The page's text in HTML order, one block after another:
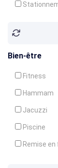
Bien-être
Fitness
Hammam
Jacuzzi
Piscine
Remise